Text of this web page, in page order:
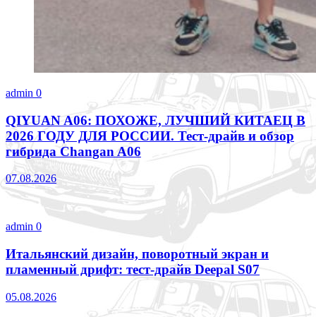
admin 0
QIYUAN A06: ПОХОЖЕ, ЛУЧШИЙ КИТАЕЦ В
2026 ГОДУ ДЛЯ РОССИИ. Тест-драйв и обзор
гибрида Changan A06
07.08.2026
admin 0
Итальянский дизайн, поворотный экран и
пламенный дрифт: тест-драйв Deepal S07
05.08.2026